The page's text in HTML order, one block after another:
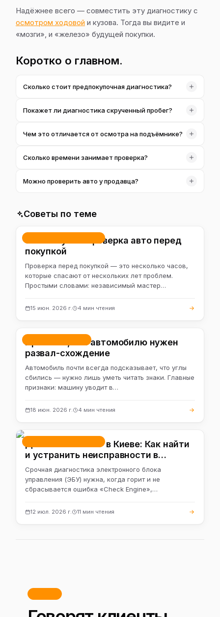
Надёжнее всего — совместить эту диагностику с
осмотром ходовой и кузова. Тогда вы видите и
«мозги», и «железо» будущей покупки.
Коротко о главном.
Сколько стоит предпокупочная диагностика?
осмотр на подъёмнике считаем отдельно или в
Покажет ли диагностика скрученный пробег?
косвенные признаки износа — полностью «причесать»
Чем это отличается от осмотра на подъёмнике?
Механическое состояние показывает технический
Сколько времени занимает проверка?
осмотром — около 1,5 часа.
Можно проверить авто у продавца?
отдельно.
Советы по теме
Зачем нужна проверка авто перед
покупкой
Проверка перед покупкой — это несколько часов,
которые спасают от нескольких лет проблем.
Простыми словами: независимый мастер…
15 июн. 2026 г. 4 мин чтения
Признаки, что автомобилю нужен
развал-схождение
Автомобиль почти всегда подсказывает, что углы
сбились — нужно лишь уметь читать знаки. Главные
признаки: машину уводит в…
18 июн. 2026 г. 4 мин чтения
Диагностика ЭБУ в Киеве: Как найти
и устранить неисправности в
электронике авто
Срочная диагностика электронного блока
управления (ЭБУ) нужна, когда горит и не
сбрасывается ошибка «Check Engine»,
12 июл. 2026 г. 11 мин чтения